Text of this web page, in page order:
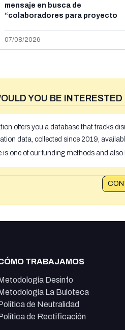
mensaje en busca de
“colaboradores para proyecto
1.000 euros al día: es un timo
07/08/2026
YOU BE
offers you a database that tracks
data, collected since 2019,
one of our funding methods and
TRABAJAMOS
Desinfo
La Buloteca
de Neutralidad
de Rectificación